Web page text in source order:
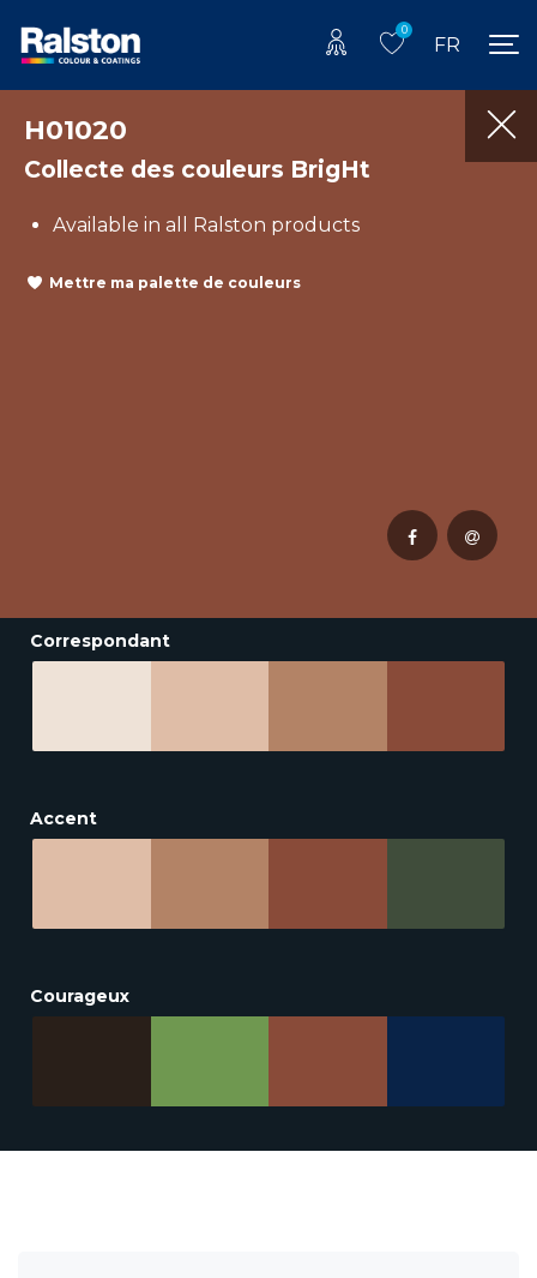
0
FR
H01020
Collecte des couleurs BrigHt
Available in all Ralston products
Mettre ma palette de couleurs
Correspondant
Accent
Courageux